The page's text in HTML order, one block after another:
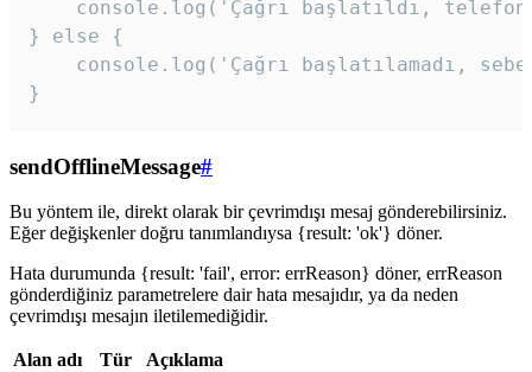
console.log('Çağrı başlatıldı,
} else {
console.log('Çağrı başlatılamadı,
}
sendOfflineMessage#
Bu yöntem ile, direkt olarak bir çevrimdışı mesaj gönderebilirsiniz.
Eğer değişkenler doğru tanımlandıysa {result: 'ok'} döner.
Hata durumunda {result: 'fail', error: errReason} döner, errReason
gönderdiğiniz parametrelere dair hata mesajıdır, ya da neden
çevrimdışı mesajın iletilemediğidir.
Alan adı Tür
Açıklama